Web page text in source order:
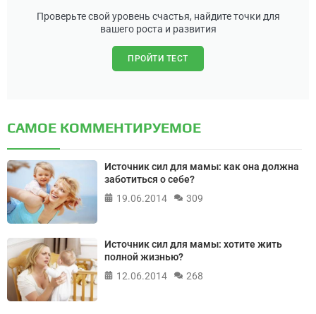
Проверьте свой уровень счастья, найдите точки для
вашего роста и развития
ПРОЙТИ ТЕСТ
САМОЕ КОММЕНТИРУЕМОЕ
Источник сил для мамы: как она должна
заботиться о себе?
19.06.2014
309
Источник сил для мамы: хотите жить
полной жизнью?
12.06.2014
268